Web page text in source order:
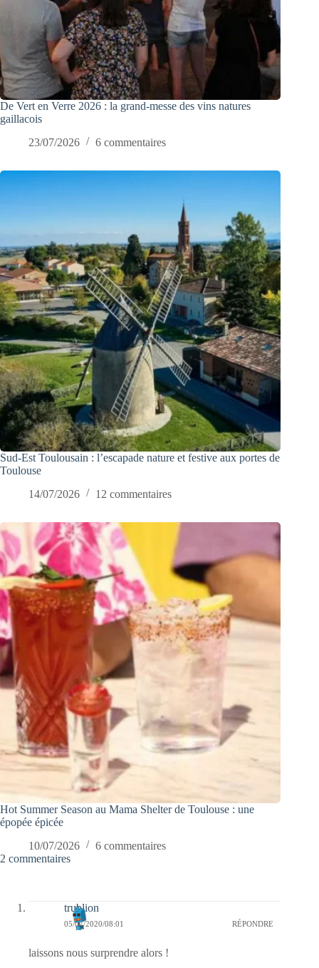
De Vert en Verre 2026 : la grand-messe des vins natures
gaillacois
23/07/2026
6 commentaires
Sud-Est Toulousain : l’escapade nature et festive aux portes de
Toulouse
14/07/2026
12 commentaires
Hot Summer Season au Mama Shelter de Toulouse : une
épopée épicée
10/07/2026
6 commentaires
2 commentaires
trublion
05/07/2020/08:01 RÉPONDRE
laissons nous surprendre alors !